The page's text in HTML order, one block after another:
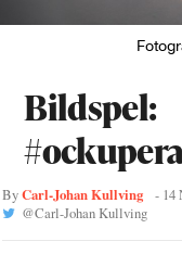
Bildspel:
ByCarl-Johan Kullving - 14
@Carl-Johan Kullving